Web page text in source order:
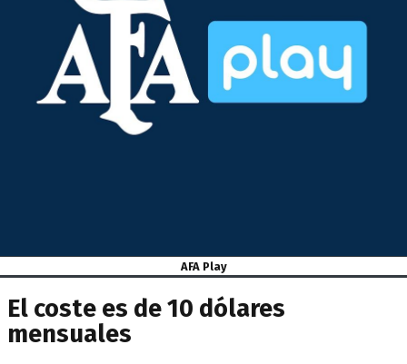
AFA Play
El coste es de 10 dólares
mensuales